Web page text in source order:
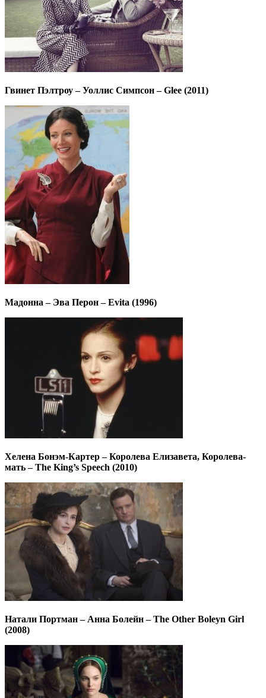
Гвинет Пэлтроу – Уоллис Симпсон – Glee (2011)
Мадонна – Эва Перон – Evita (1996)
Хелена Бонэм-Картер – Королева Елизавета, Королева-
мать – The King’s Speech (2010)
Натали Портман – Анна Болейн – The Other Boleyn Girl
(2008)